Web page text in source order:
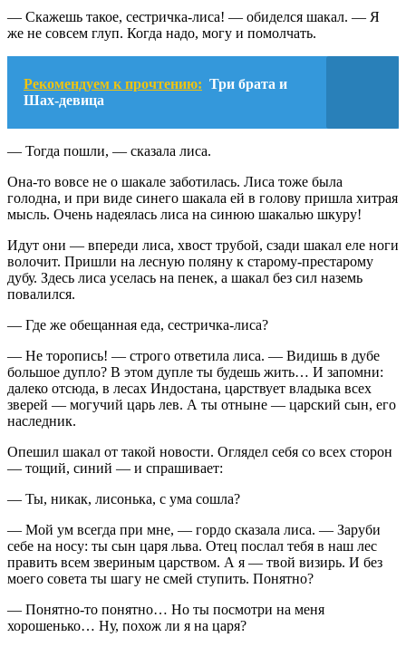
— Скажешь такое, сестричка-лиса! — обиделся шакал. — Я
же не совсем глуп. Когда надо, могу и помолчать.
Рекомендуем к прочтению: Три брата и
Шах-девица
— Тогда пошли, — сказала лиса.
Она-то вовсе не о шакале заботилась. Лиса тоже была
голодна, и при виде синего шакала ей в голову пришла хитрая
мысль. Очень надеялась лиса на синюю шакалью шкуру!
Идут они — впереди лиса, хвост трубой, сзади шакал еле ноги
волочит. Пришли на лесную поляну к старому-престарому
дубу. Здесь лиса уселась на пенек, а шакал без сил наземь
повалился.
— Где же обещанная еда, сестричка-лиса?
— Не торопись! — строго ответила лиса. — Видишь в дубе
большое дупло? В этом дупле ты будешь жить… И запомни:
далеко отсюда, в лесах Индостана, царствует владыка всех
зверей — могучий царь лев. А ты отныне — царский сын, его
наследник.
Опешил шакал от такой новости. Оглядел себя со всех сторон
— тощий, синий — и спрашивает:
— Ты, никак, лисонька, с ума сошла?
— Мой ум всегда при мне, — гордо сказала лиса. — Заруби
себе на носу: ты сын царя льва. Отец послал тебя в наш лес
править всем звериным царством. А я — твой визирь. И без
моего совета ты шагу не смей ступить. Понятно?
— Понятно-то понятно… Но ты посмотри на меня
хорошенько… Ну, похож ли я на царя?